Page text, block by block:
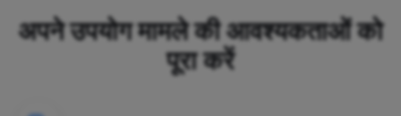
अपने उपयोग मामले की आवश्यकताओं को
पूरा करें